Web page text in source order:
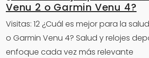
Venu 2 o Garmin Venu 4?
Visitas: 12 ¿Cuál es mejor para la
o Garmin Venu 4? Salud y relojes
enfoque cada vez más relevante